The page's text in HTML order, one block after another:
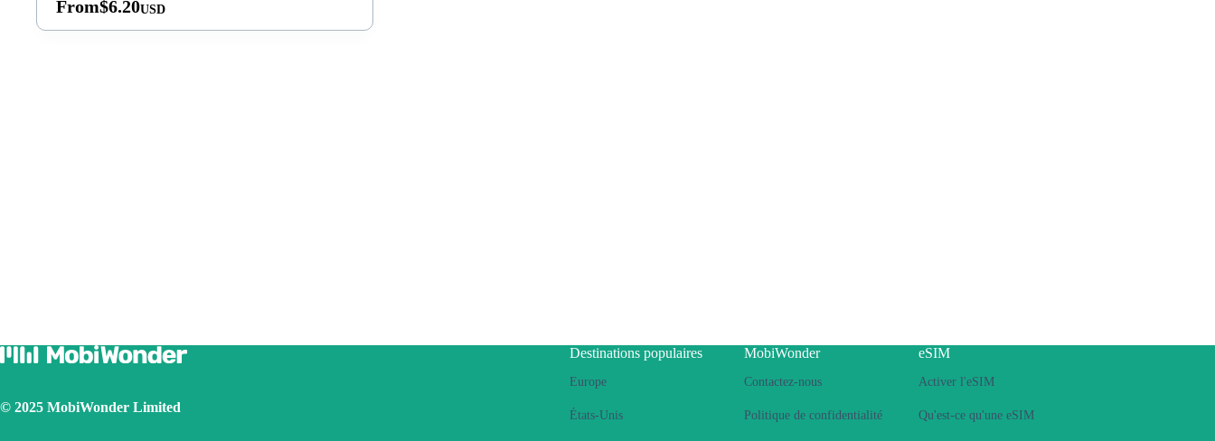
From$6.20USD
© 2025 MobiWonder Limited
Destinations populaires
Europe
États-Unis
MobiWonder
Contactez-nous
Politique de confidentialité
eSIM
Activer l'eSIM
Qu'est-ce qu'une eSIM